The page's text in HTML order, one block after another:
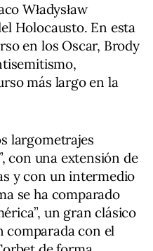
Władysław
Holocausto. En esta
en los Oscar, Brody
más largo en la
largometrajes
con una extensión de
y con un intermedio
se ha comparado
un gran clásico
comparada con el